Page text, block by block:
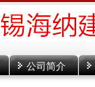
公司简介